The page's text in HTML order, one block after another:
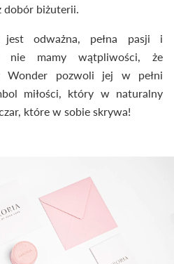
dobór biżuterii.
jest odważna, pełna pasji i
nie mamy wątpliwości, że
Wonder pozwoli jej w pełni
miłości, który w naturalny
które w sobie skrywa!